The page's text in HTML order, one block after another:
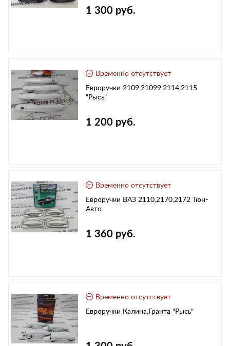
1 300 руб.
Временно отсутствует
Евроручки 2109,21099,2114,2115
"Рысь"
1 200 руб.
Временно отсутствует
Евроручки ВАЗ 2110,2170,2172 Тюн-
Авто
1 360 руб.
Временно отсутствует
Евроручки Калина,Гранта "Рысь"